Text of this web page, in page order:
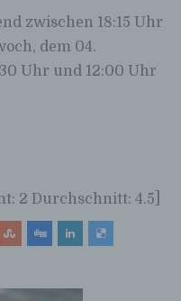
zwischen 18:15 Uhr
dem 04.
Uhr und 12:00 Uhr
2 Durchschnitt: 4.5